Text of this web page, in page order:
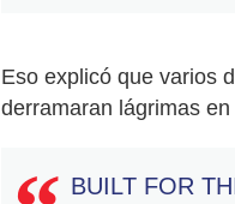
Eso explicó que varios
derramaran lágrimas
BUILT FOR